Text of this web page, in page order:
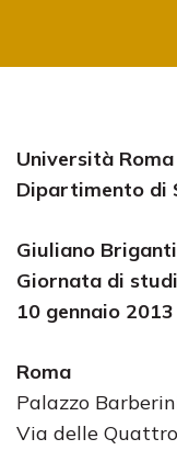
Università
Dipartimento di
Giuliano Briganti
Giornata di
10 gennaio 2013
Roma
Palazzo
Via delle